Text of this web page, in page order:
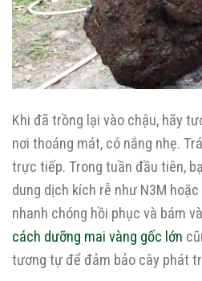
Khi đã trồng lại vào chậu, hãy
nơi thoáng mát, có nắng nhẹ.
trực tiếp. Trong tuần đầu tiên,
dung dịch kích rễ như N3M
nhanh chóng hồi phục và bám
cách dưỡng mai vàng gốc lớn
tương tự để đảm bảo cây phát